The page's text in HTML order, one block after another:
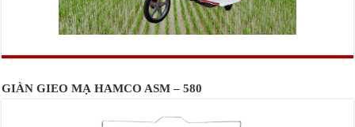
GIÀN GIEO MẠ HAMCO ASM – 580